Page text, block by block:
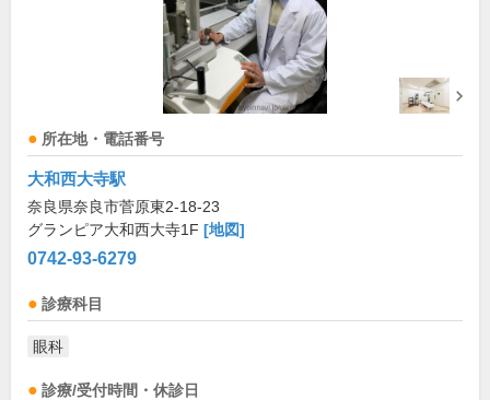
所在地・電話番号
大和西大寺駅
奈良県奈良市菅原東2-18-23
グランピア大和西大寺1F [地図]
0742-93-6279
診療科目
眼科
診療/受付時間・休診日